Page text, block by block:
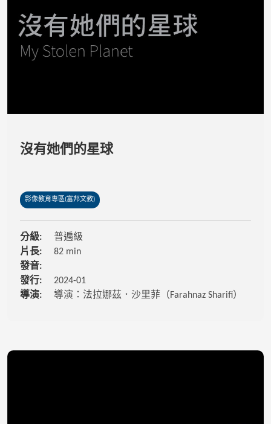
沒有她們的星球
影像教育專區(富邦文教)
分級:
普遍級
片長:
82 min
發音:
發行:
2024-01
導演:
導演：法拉娜茲．沙里菲（Farahnaz Sharifi）